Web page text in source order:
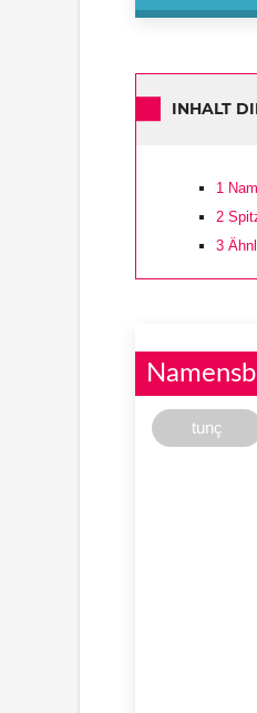
INHALT
1
2
3
tunç